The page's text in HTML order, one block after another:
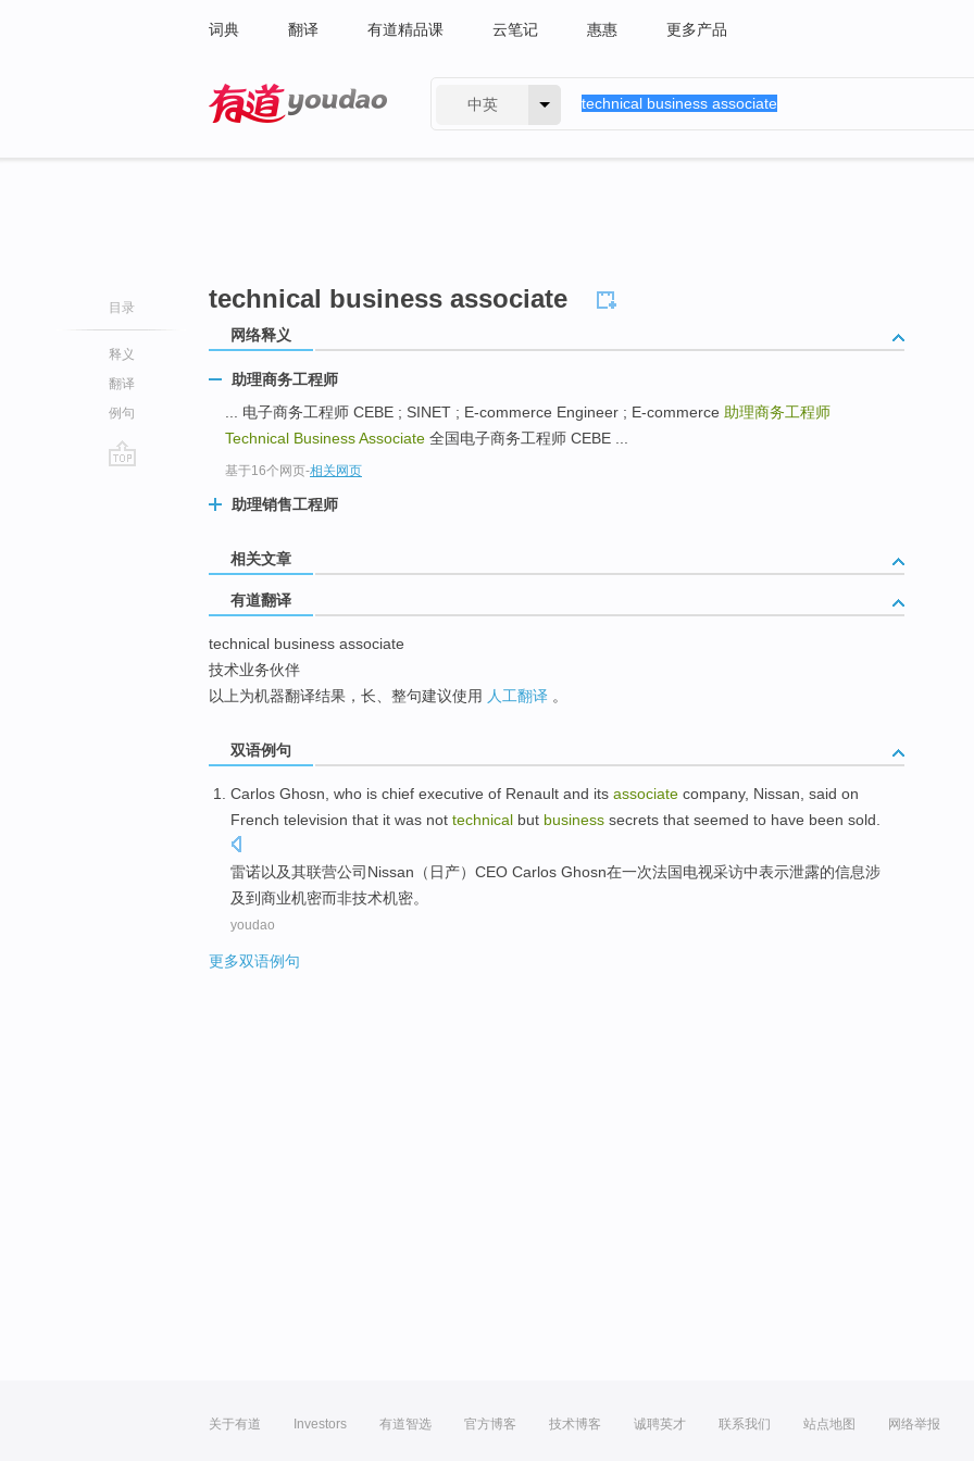
词典 翻译 有道精品课 云笔记 惠惠 更多产品
中英
目录
释义
翻译
例句
technical business associate
网络释义
助理商务工程师
... 电子商务工程师 CEBE ; SINET ; E-commerce Engineer ; E-commerce 助理商务工程师
Technical Business Associate 全国电子商务工程师 CEBE ...
基于16个网页-相关网页
助理销售工程师
相关文章
有道翻译
technical business associate
技术业务伙伴
以上为机器翻译结果，长、整句建议使用 人工翻译 。
双语例句
Carlos Ghosn , who is chief executive of Renault and its associate company, Nissan , said on
French television that it was not technical but business secrets that seemed to have been sold.
雷诺以及其联营公司Nissan（ 日产）CEO Carlos Ghosn在一次法国电视采访中表示泄露的信息涉
及到商业机密而非技术机密。
youdao
更多双语例句
关于有道 Investors 有道智选 官方博客 技术博客 诚聘英才 联系我们 站点地图 网络举报